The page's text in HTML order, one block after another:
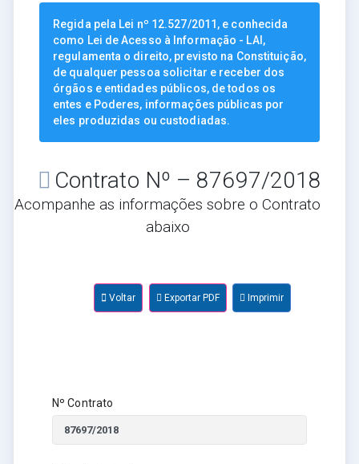
Regida pela Lei nº 12.527/2011, e conhecida
como Lei de Acesso à Informação - LAI,
regulamenta o direito, previsto na Constituição,
de qualquer pessoa solicitar e receber dos
órgãos e entidades públicos, de todos os
entes e Poderes, informações públicas por
eles produzidas ou custodiadas.
Contrato Nº – 87697/2018
Acompanhe as informações sobre o Contrato
abaixo
Voltar Exportar PDF Imprimir
Nº Contrato